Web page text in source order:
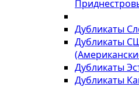
Дубликаты
Дубликаты
Дубликаты
Дубликаты